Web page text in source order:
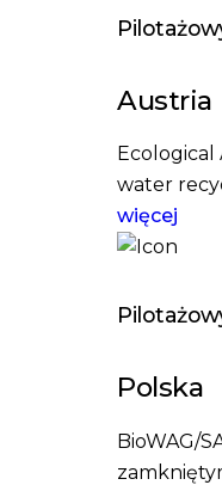
Austria
water
więcej
Polska
BioWAG/